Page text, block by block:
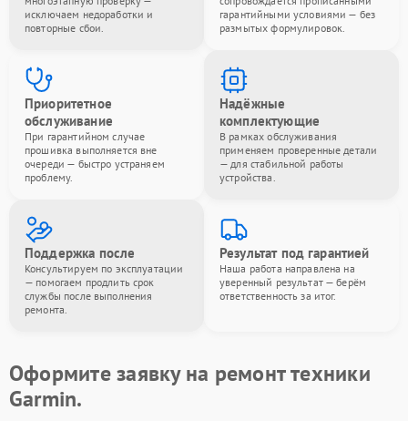
исключаем недоработки и
повторные сбои.
гарантийными условиями — без
размытых формулировок.
Приоритетное
обслуживание
При гарантийном случае
прошивка выполняется вне
очереди — быстро устраняем
проблему.
Надёжные
комплектующие
В рамках обслуживания
применяем проверенные детали
— для стабильной работы
устройства.
Поддержка после
Консультируем по эксплуатации
— помогаем продлить срок
службы после выполнения
ремонта.
Результат под гарантией
Наша работа направлена на
уверенный результат — берём
ответственность за итог.
Оформите заявку на ремонт техники
Garmin.